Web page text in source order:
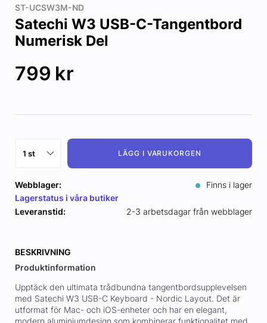
ST-UCSW3M-ND
Satechi W3 USB-C-Tangentbord
Numerisk Del
799 kr
LÄGG I VARUKORGEN
Webblager:
Finns i lager
Lagerstatus i våra butiker
Leveranstid:
2-3 arbetsdagar från webblager
BESKRIVNING
Produktinformation
Upptäck den ultimata trådbundna tangentbordsupplevelsen
med Satechi W3 USB-C Keyboard - Nordic Layout. Det är
utformat för Mac- och iOS-enheter och har en elegant,